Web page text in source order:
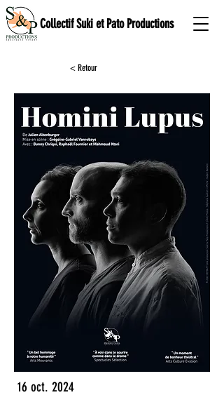
Collectif Suki et Pato Productions
< Retour
16 oct. 2024